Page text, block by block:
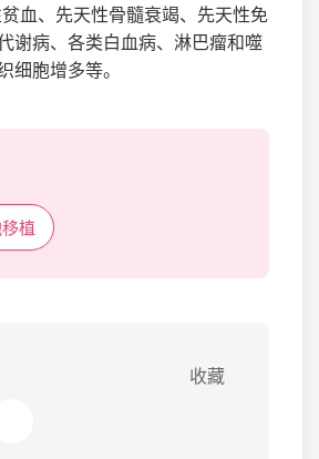
血、先天性骨髓衰竭、先天性免
谢病、各类白血病、淋巴瘤和噬
细胞增多等。
植
收藏